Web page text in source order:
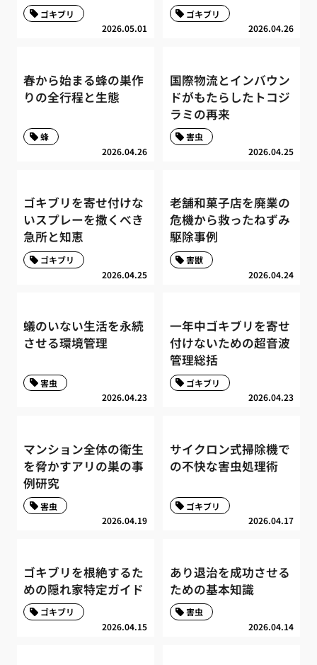
2026.05.01
ゴキブリ
2026.04.26
ゴキブリ
春から始まる蜂の巣作
りの全行程と生態
2026.04.26
蜂
国際物流とインバウン
ドがもたらしたトコジ
ラミの再来
2026.04.25
害虫
ゴキブリを寄せ付けな
いスプレーを撒くべき
急所と知恵
2026.04.25
ゴキブリ
老舗和菓子店を廃業の
危機から救ったねずみ
駆除事例
2026.04.24
害獣
蟻のいない生活を永続
させる環境管理
2026.04.23
害虫
一年中ゴキブリを寄せ
付けないための超音波
管理総括
2026.04.23
ゴキブリ
マンション全体の衛生
を脅かすアリの巣の事
例研究
2026.04.19
害虫
サイクロン式掃除機で
の不快な害虫処理術
2026.04.17
ゴキブリ
ゴキブリを根絶するた
めの隠れ家特定ガイド
2026.04.15
ゴキブリ
あり退治を成功させる
ための基本知識
2026.04.14
害虫